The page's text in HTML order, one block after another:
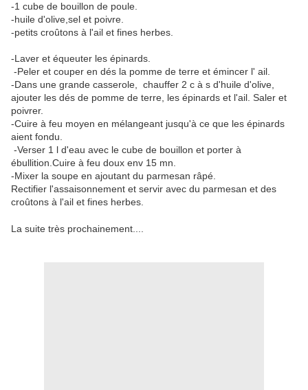
-1 cube de bouillon de poule.
-huile d'olive,sel et poivre.
-petits croûtons à l'ail et fines herbes.
-Laver et équeuter les épinards.
-Peler et couper en dés la pomme de terre et émincer l' ail.
-Dans une grande casserole, chauffer 2 c à s d'huile d'olive,
ajouter les dés de pomme de terre, les épinards et l'ail. Saler et
poivrer.
-Cuire à feu moyen en mélangeant jusqu'à ce que les épinards
aient fondu.
-Verser 1 l d'eau avec le cube de bouillon et porter à
ébullition.Cuire à feu doux env 15 mn.
-Mixer la soupe en ajoutant du parmesan râpé.
Rectifier l'assaisonnement et servir avec du parmesan et des
croûtons à l'ail et fines herbes.
La suite très prochainement....